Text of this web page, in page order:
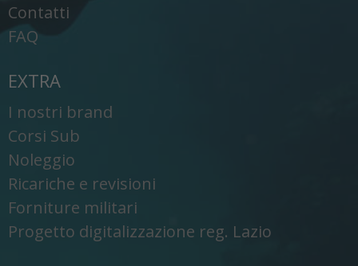
Contatti
FAQ
EXTRA
I nostri brand
Corsi Sub
Noleggio
Ricariche e revisioni
Forniture militari
Progetto digitalizzazione reg. Lazio